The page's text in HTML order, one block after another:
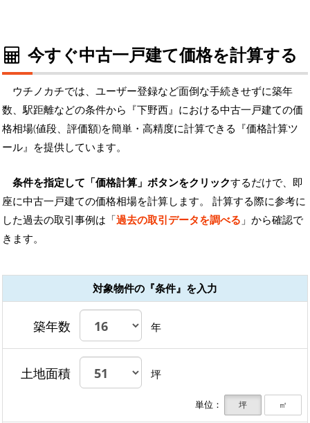
今すぐ中古一戸建て価格を計算する
ウチノカチでは、ユーザー登録など面倒な手続きせずに築年
数、駅距離などの条件から『下野西』における中古一戸建ての価
格相場(値段、評価額)を簡単・高精度に計算できる『価格計算ツ
ール』を提供しています。
条件を指定して「価格計算」ボタンをクリックするだけで、即
座に中古一戸建ての価格相場を計算します。 計算する際に参考に
した過去の取引事例は「過去の取引データを調べる 」から確認で
きます。
対象物件の『条件』を入力
築年数 年
土地面積 坪
単位： 坪 ㎡